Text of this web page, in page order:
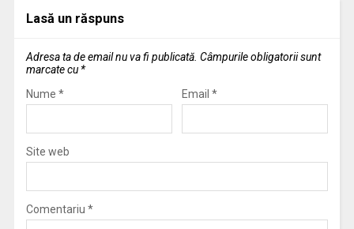
Lasă un răspuns
Adresa ta de email nu va fi publicată. Câmpurile obligatorii sunt
marcate cu *
Nume * Email *
Site web
Comentariu *